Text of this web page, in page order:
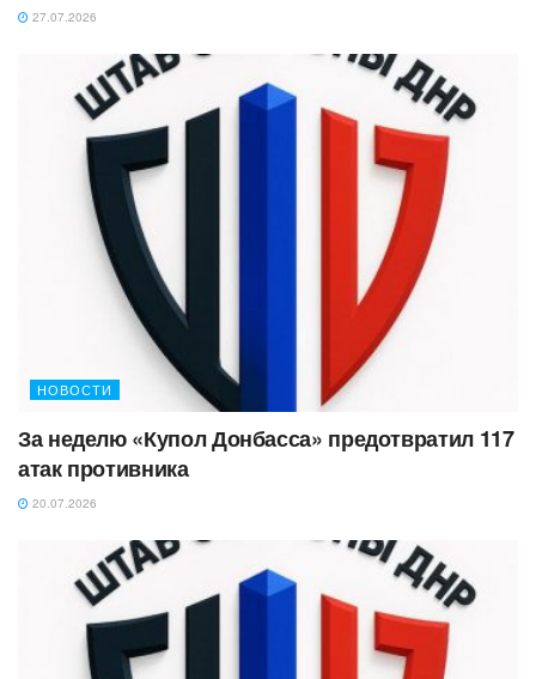
27.07.2026
НОВОСТИ
За неделю «Купол Донбасса» предотвратил 117
атак противника
20.07.2026